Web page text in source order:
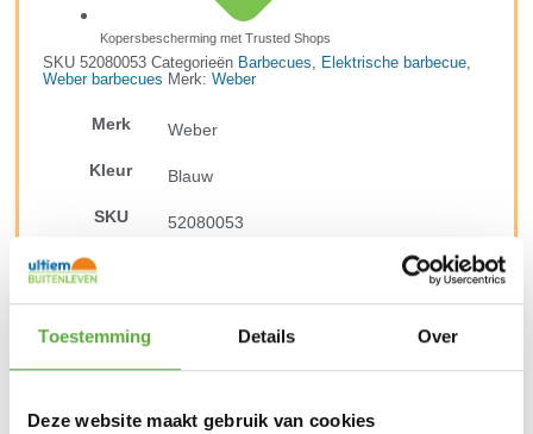
Toestemming Details Over
Deze website maakt gebruik van cookies
Kopersbescherming met Trusted Shops
SKU52080053Categorieën Barbecues Elektrische barbecue
Weber barbecues Merk:Weber
Merk Weber
Kleur Blauw
SKU 52080053
Productkleur